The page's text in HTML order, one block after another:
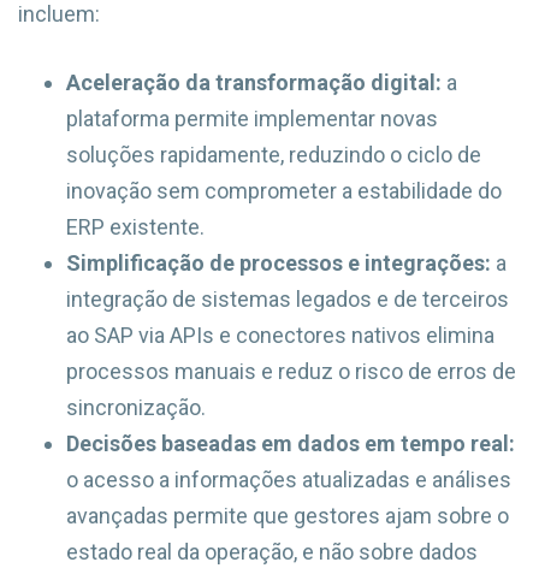
incluem:
Aceleração da transformação digital: a
plataforma permite implementar novas
soluções rapidamente, reduzindo o ciclo de
inovação sem comprometer a estabilidade do
ERP existente.
Simplificação de processos e integrações: a
integração de sistemas legados e de terceiros
ao SAP via APIs e conectores nativos elimina
processos manuais e reduz o risco de erros de
sincronização.
Decisões baseadas em dados em tempo real:
o acesso a informações atualizadas e análises
avançadas permite que gestores ajam sobre o
estado real da operação, e não sobre dados